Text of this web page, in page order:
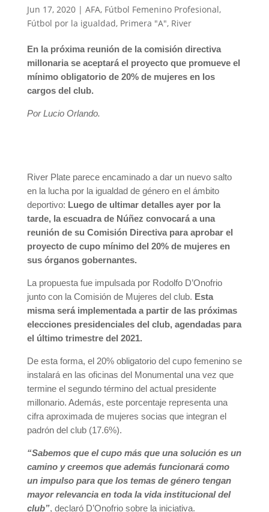
Jun 17, 2020| AFA, Fútbol Femenino Profesional,
Fútbol por la igualdad, Primera "A", River
En la próxima reunión de la comisión directiva
millonaria se aceptará el proyecto que promueve el
mínimo obligatorio de 20% de mujeres en los
cargos del club.
Por Lucio Orlando.
River Plate parece encaminado a dar un nuevo salto
en la lucha por la igualdad de género en el ámbito
deportivo: Luego de ultimar detalles ayer por la
tarde, la escuadra de Núñez convocará a una
reunión de su Comisión Directiva para aprobar el
proyecto de cupo mínimo del 20% de mujeres en
sus órganos gobernantes.
La propuesta fue impulsada por Rodolfo D’Onofrio
junto con la Comisión de Mujeres del club. Esta
misma será implementada a partir de las próximas
elecciones presidenciales del club, agendadas para
el último trimestre del 2021.
De esta forma, el 20% obligatorio del cupo femenino se
instalará en las oficinas del Monumental una vez que
termine el segundo término del actual presidente
millonario. Además, este porcentaje representa una
cifra aproximada de mujeres socias que integran el
padrón del club (17.6%).
“Sabemos que el cupo más que una solución es un
camino y creemos que además funcionará como
un impulso para que los temas de género tengan
mayor relevancia en toda la vida institucional del
club”, declaró D’Onofrio sobre la iniciativa.